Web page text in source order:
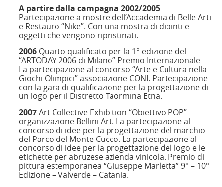
A partire dalla campagna 2002/2005
Partecipazione a mostre dell’Accademia di Belle Arti
e Restauro “Nike”. Con una mostra di dipinti e
oggetti che vengono ripristinati.
2006 Quarto qualificato per la 1° edizione del
“ARTODAY 2006 di Milano” Premio Internazionale
La partecipazione al concorso “Arte e Cultura nella
Giochi Olimpici” associazione CONI. Partecipazione
con la gara di qualificazione per la progettazione di
un logo per il Distretto Taormina Etna.
2007Art Collective Exhibition “Obiettivo POP”
organizzazione Bellini Art. La partecipazione al
concorso di idee per la progettazione del marchio
del Parco del Monte Cucco. La partecipazione al
concorso di idee per la progettazione del logo e le
etichette per abruzese azienda vinicola. Premio di
pittura estemporanea “Giuseppe Marletta” 9° – 10°
Edizione – Valverde – Catania.